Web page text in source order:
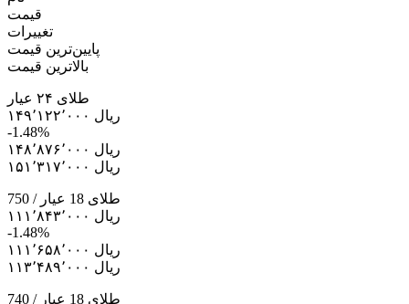
قیمت
تغییرات
پایین‌ترین قیمت
بالاترین قیمت
طلای ۲۴ عیار
۱۴۹٬۱۲۲٬۰۰۰ ریال
-1.48%
۱۴۸٬۸۷۶٬۰۰۰ ریال
۱۵۱٬۳۱۷٬۰۰۰ ریال
طلای 18 عیار / 750
۱۱۱٬۸۴۳٬۰۰۰ ریال
-1.48%
۱۱۱٬۶۵۸٬۰۰۰ ریال
۱۱۳٬۴۸۹٬۰۰۰ ریال
طلای 18 عیار / 740